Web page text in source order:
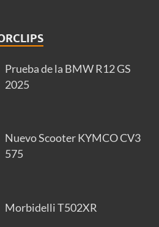
Prueba de la BMW R12 GS
2025
Nuevo Scooter KYMCO CV3
575
Morbidelli T502XR